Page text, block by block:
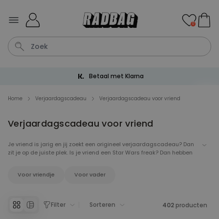
Personaliseerbaar
champagne coupe met tekst
Meer dan
2.000keer
24,99 €
Personaliseerbaar
Meer dan
19.400keer
0
Betaal met Klarna
Home Verjaardagscadeau Verjaardagscadeau voor vriend
Verjaardagscadeau voor vriend
Je vriend is jarig en jij zoekt een origineel verjaardagscadeau? Dan
zit je op de juiste plek. Is je vriend een Star Wars freak? Dan hebben
gegarandeerd een leuk, grappig en origineel verjaardagscadeau
Voor vriendje Voor vader
Filter Sorteren 402 producten